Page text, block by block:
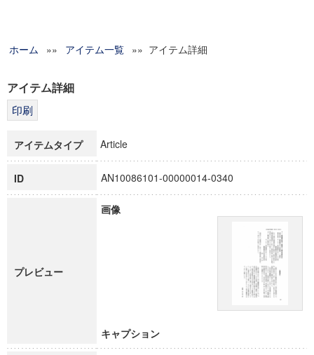
グローバルリサーチインスティテュート
科学研究費補助金研究成果報告書
博士課程教育リーディングプログラム「超成熟社会発展のサ
ホーム »» アイテム一覧 »» アイテム詳細
アイテム詳細
アイテムタイプ Article
ID AN10086101-00000014-0340
プレビュー
画像
キャプション